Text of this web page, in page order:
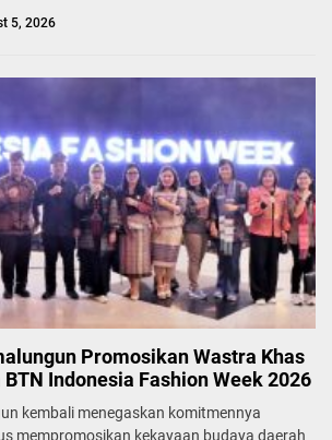
5, 2026
Promosikan Wastra Khas
Indonesia Fashion Week 2026
kembali menegaskan komitmennya
mempromosikan kekayaan budaya daerah